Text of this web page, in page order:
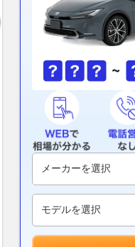
えっ、ワゴン仕様のポルシェ
「911」!? ポーランドのチュー
ナーが“991.2”のシューティン
グブレークを実車化へ 2027年
グッドウッドでの公開を目指す
VAGUE